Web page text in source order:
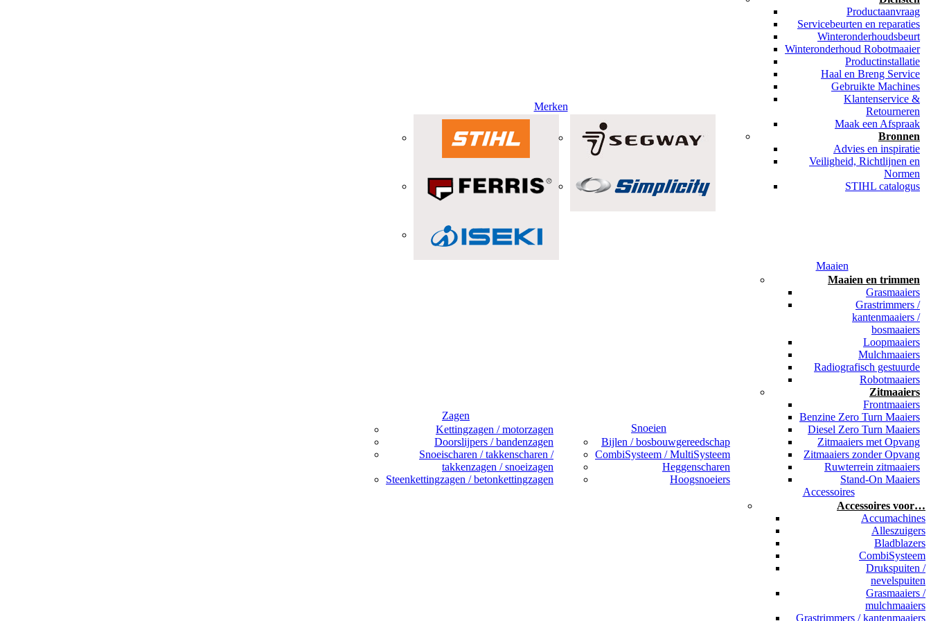
Merken
Productaanvraag
Servicebeurten en reparaties
Winteronderhoudsbeurt
Winteronderhoud Robotmaaier
Productinstallatie
Haal en Breng Service
Gebruikte Machines
Klantenservice &
Retourneren
Maak een Afspraak
Bronnen
Advies en inspiratie
Veiligheid, Richtlijnen en
Normen
STIHL catalogus
Zagen
Kettingzagen / motorzagen
Doorslijpers / bandenzagen
Snoeischaren / takkenscharen /
takkenzagen / snoeizagen
Steenkettingzagen / betonkettingzagen
Snoeien
Bijlen / bosbouwgereedschap
CombiSysteem / MultiSysteem
Heggenscharen
Hoogsnoeiers
Maaien
Maaien en trimmen
Grasmaaiers
Grastrimmers /
kantenmaaiers /
bosmaaiers
Loopmaaiers
Mulchmaaiers
Radiografisch gestuurde
Robotmaaiers
Zitmaaiers
Frontmaaiers
Benzine Zero Turn Maaiers
Diesel Zero Turn Maaiers
Zitmaaiers met Opvang
Zitmaaiers zonder Opvang
Ruwterrein zitmaaiers
Stand-On Maaiers
Accessoires
Accessoires voor…
Accumachines
Alleszuigers
Bladblazers
CombiSysteem
Drukspuiten /
nevelspuiten
Grasmaaiers /
mulchmaaiers
Grastrimmers / kantenmaaiers